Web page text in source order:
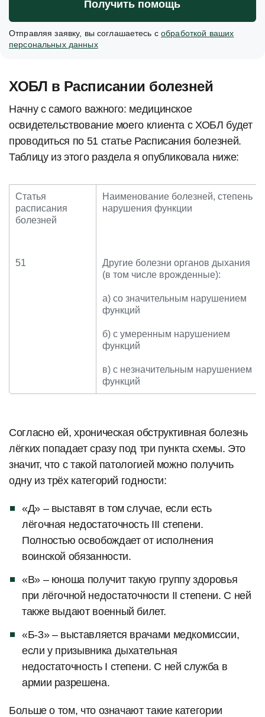
Получить помощь
Отправляя заявку, вы соглашаетесь собработкой ваших
персональных данных
ХОБЛ в Расписании болезней
Начну с самого важного: медицинское
освидетельствование моего клиента с ХОБЛ будет
проводиться по 51 статье Расписания болезней.
Таблицу из этого раздела я опубликовала ниже:
Статья
расписания
болезней
Наименование болезней, степень
нарушения функции
51
Другие болезни органов дыхания
(в том числе врожденные):
а) со значительным нарушением
функций
б) с умеренным нарушением
функций
в) с незначительным нарушением
функций
Согласно ей, хроническая обструктивная болезнь
лёгких попадает сразу под три пункта схемы. Это
значит, что с такой патологией можно получить
одну из трёх категорий годности:
«Д» – выставят в том случае, если есть
лёгочная недостаточность III степени.
Полностью освобождает от исполнения
воинской обязанности.
«В» – юноша получит такую группу здоровья
при лёгочной недостаточности II степени. С ней
также выдают военный билет.
«Б-3» – выставляется врачами медкомиссии,
если у призывника дыхательная
недостаточность I степени. С ней служба в
армии разрешена.
Больше о том, что означают такие категории